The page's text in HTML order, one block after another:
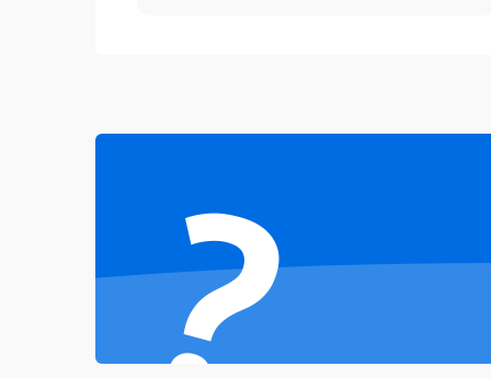
Контроллеры и интерфейсы
Виртуализация и сервисы
Влага и внешние воздействия
?